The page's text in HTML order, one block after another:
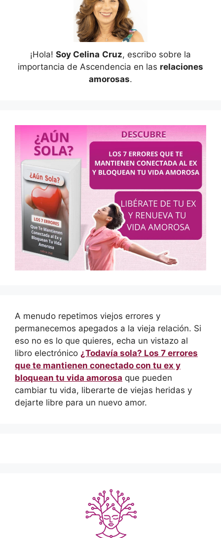
¡Hola! Soy Celina Cruz, escribo sobre la
importancia de Ascendencia en las relaciones
amorosas.
A menudo repetimos viejos errores y
permanecemos apegados a la vieja relación. Si
eso no es lo que quieres, echa un vistazo al
libro electrónico ¿Todavía sola? Los 7 errores
que te mantienen conectado con tu ex y
bloquean tu vida amorosa que pueden
cambiar tu vida, liberarte de viejas heridas y
dejarte libre para un nuevo amor.